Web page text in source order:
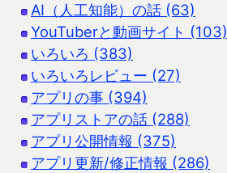
AI（人工知能）の話 (63)
YouTuberと動画サイト (103)
いろいろ (383)
いろいろレビュー (27)
アプリの事 (394)
アプリストアの話 (288)
アプリ公開情報 (375)
アプリ更新/修正情報 (286)